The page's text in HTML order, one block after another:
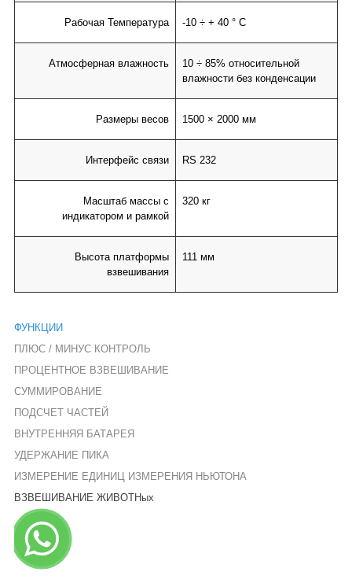
Рабочая Температура -10 ÷ + 40 ° C
Атмосферная влажность
10 ÷ 85% относительной
влажности без конденсации
Размеры весов 1500 × 2000 мм
Интерфейс связи RS 232
Масштаб массы с
индикатором и рамкой
320 кг
Высота платформы
взвешивания
111 мм
ФУНКЦИИ
ПЛЮС / МИНУС КОНТРОЛЬ
ПРОЦЕНТНОЕ ВЗВЕШИВАНИЕ
СУММИРОВАНИЕ
ПОДСЧЕТ ЧАСТЕЙ
ВНУТРЕННЯЯ БАТАРЕЯ
УДЕРЖАНИЕ ПИКА
ИЗМЕРЕНИЕ ЕДИНИЦ ИЗМЕРЕНИЯ НЬЮТОНА
ВЗВЕШИВАНИЕ ЖИВОТНых